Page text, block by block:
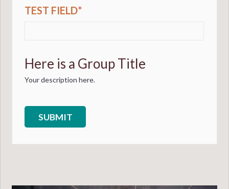
TEST FIELD*
Here is a Group Title
Your description here.